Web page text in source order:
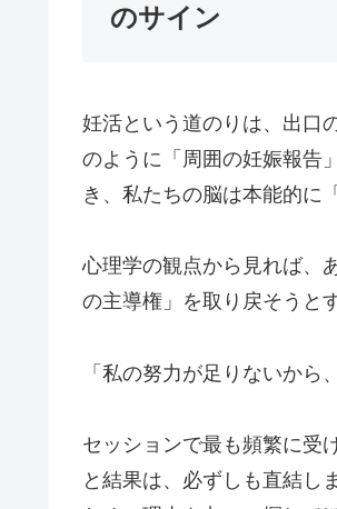
のサイン
妊活という道のりは、出口
のように「周囲の妊娠報告
き、私たちの脳は本能的に
心理学の観点から見れば、
の主導権」を取り戻そうと
「私の努力が足りないから
セッションで最も頻繁に受
と結果は、必ずしも直結し